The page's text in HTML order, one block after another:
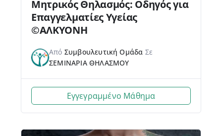
Μητρικός Θηλασμός: Οδηγός για
Επαγγελματίες Υγείας
©ΑΛΚΥΟΝΗ
Από Συμβουλευτική Ομάδα Σε
ΣΕΜΙΝΑΡΙΑ ΘΗΛΑΣΜΟΥ
Εγγεγραμμένο Μάθημα